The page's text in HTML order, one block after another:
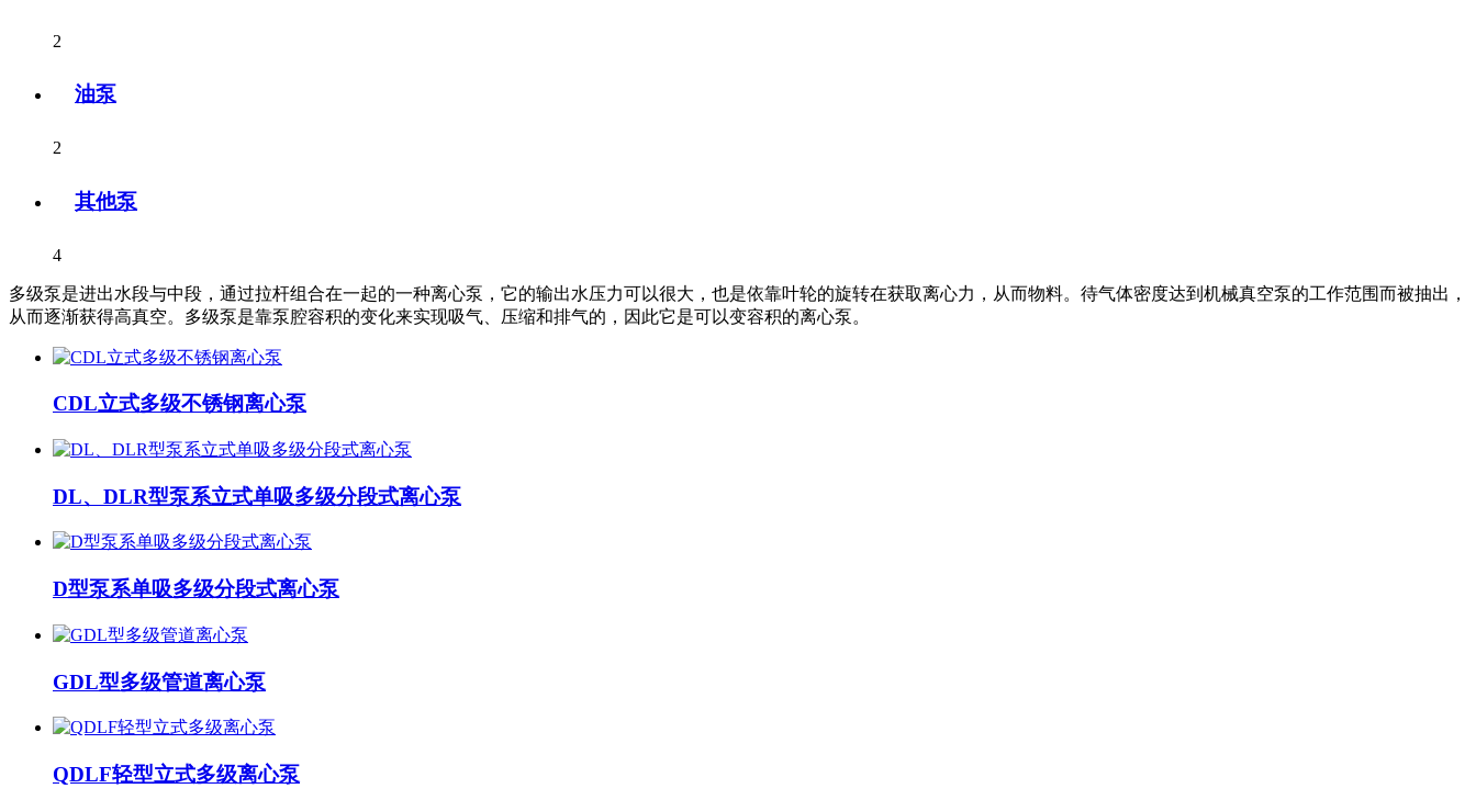
2
油泵
2
其他泵
4
多级泵是进出水段与中段，通过拉杆组合在一起的一种离心泵，它的输出水压力可以很大，也是依靠叶轮的旋转在获取离心力，从而物料。待气体密度达到机械真空泵的工作范围而被抽出，
从而逐渐获得高真空。多级泵是靠泵腔容积的变化来实现吸气、压缩和排气的，因此它是可以变容积的离心泵。
CDL立式多级不锈钢离心泵
DL、DLR型泵系立式单吸多级分段式离心泵
D型泵系单吸多级分段式离心泵
GDL型多级管道离心泵
QDLF轻型立式多级离心泵